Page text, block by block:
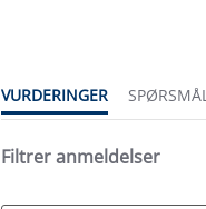
VURDERINGER SPØRSMÅL
Filtrer anmeldelser